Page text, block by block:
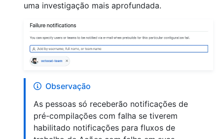
uma investigação mais aprofundada.
Observação
As pessoas só receberão notificações de
pré-compilações com falha se tiverem
habilitado notificações para fluxos de